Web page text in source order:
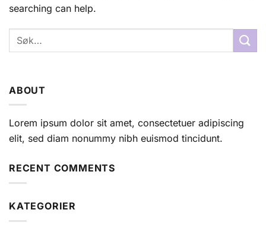
searching can help.
ABOUT
Lorem ipsum dolor sit amet, consectetuer adipiscing
elit, sed diam nonummy nibh euismod tincidunt.
RECENT COMMENTS
KATEGORIER